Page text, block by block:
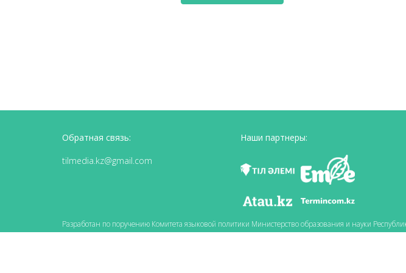
Обратная связь:
tilmedia.kz@gmail.com
Наши партнеры:
Разработан по поручению Комитета языковой политики Министерство образования и науки